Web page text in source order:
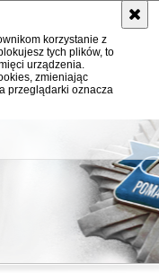
korzystanie z
tych plików, to
urządzenia.
zmieniając
przeglądarki oznacza